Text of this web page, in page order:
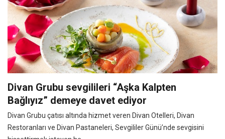
Divan Grubu sevgilileri “Aşka Kalpten
Bağlıyız” demeye davet ediyor
Divan Grubu çatısı altında hizmet veren Divan Otelleri, Divan
Restoranları ve Divan Pastaneleri, Sevgililer Günü’nde sevgisini